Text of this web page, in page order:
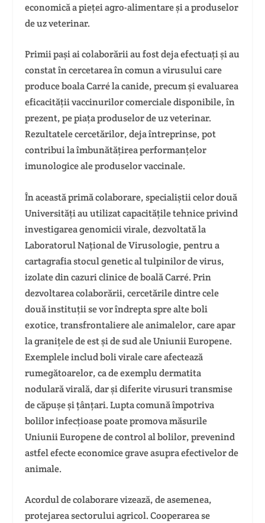
economică a pieței agro-alimentare și a produselor
de uz veterinar.
Primii pași ai colaborării au fost deja efectuați și au
constat în cercetarea în comun a virusului care
produce boala Carré la canide, precum și evaluarea
eficacității vaccinurilor comerciale disponibile, în
prezent, pe piața produselor de uz veterinar.
Rezultatele cercetărilor, deja întreprinse, pot
contribui la îmbunătățirea performanțelor
imunologice ale produselor vaccinale.
În această primă colaborare, specialiștii celor două
Universități au utilizat capacitățile tehnice privind
investigarea genomicii virale, dezvoltată la
Laboratorul Național de Virusologie, pentru a
cartagrafia stocul genetic al tulpinilor de virus,
izolate din cazuri clinice de boală Carré. Prin
dezvoltarea colaborării, cercetările dintre cele
două instituții se vor îndrepta spre alte boli
exotice, transfrontaliere ale animalelor, care apar
la granițele de est și de sud ale Uniunii Europene.
Exemplele includ boli virale care afectează
rumegătoarelor, ca de exemplu dermatita
nodulară virală, dar și diferite virusuri transmise
de căpușe și țânțari. Lupta comună împotriva
bolilor infecțioase poate promova măsurile
Uniunii Europene de control al bolilor, prevenind
astfel efecte economice grave asupra efectivelor de
animale.
Acordul de colaborare vizează, de asemenea,
protejarea sectorului agricol. Cooperarea se